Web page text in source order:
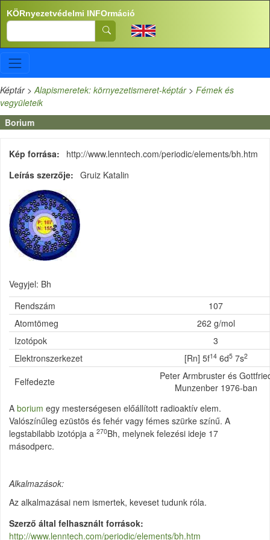
Ugrás a tartalomra
KÖRnyezetvédelmi INFOrmáció
Search
Képtár>Alapismeretek: környezetismeret-képtár> Fémek és
vegyületeik
Borium
Kép forrása
http://www.lenntech.com/periodic/elements/bh.htm
Leírás szerzője
Gruiz Katalin
Vegyjel: Bh
Rendszám
107
Atomtömeg
262 g/mol
Izotópok
3
Elektronszerkezet
[Rn] 5f146d57s2
Felfedezte
Peter Armbruster és
Munzenber 1976-ban
A borium egy mesterségesen előállított radioaktív elem.
Valószínűleg ezüstös és fehér vagy fémes szürke színű. A
legstabilabb izotópja a 270Bh, melynek felezési ideje 17
másodperc.
Alkalmazások:
Az alkalmazásai nem ismertek, keveset tudunk róla.
Szerző által felhasznált források
http://www.lenntech.com/periodic/elements/bh.htm